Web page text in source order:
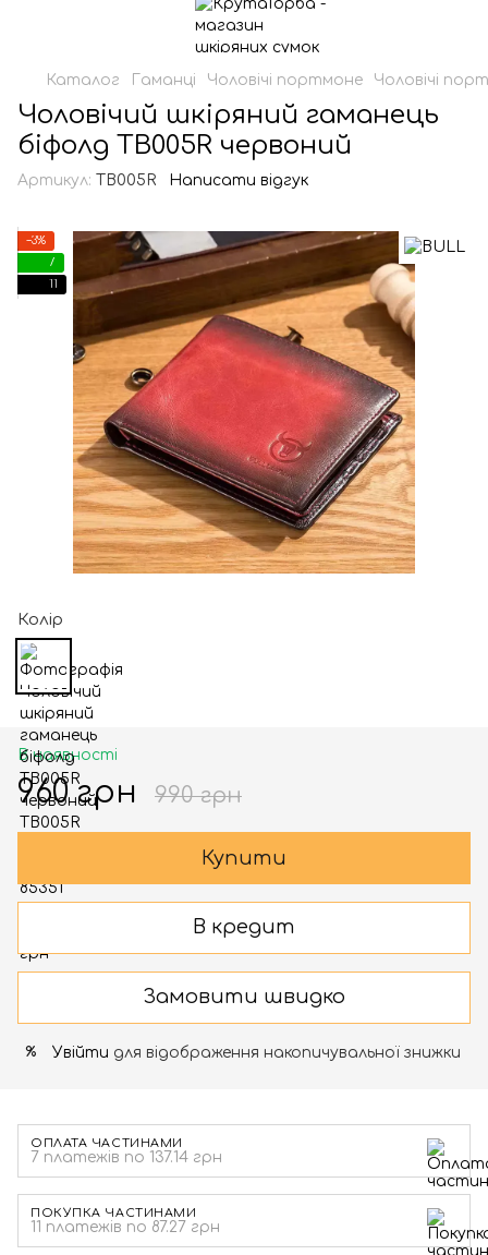
Каталог Гаманці Чоловічі портмоне Чоловічі
Чоловічий шкіряний гаманець
біфолд TB005R червоний
Артикул: TB005R Написати відгук
−3%
7
11
Колір
В наявності
960 грн 990 грн
Купити
В кредит
Замовити швидко
% Увійти для відображення накопичувальної знижки
ОПЛАТА ЧАСТИНАМИ
7 платежів по 137.14 грн
ПОКУПКА ЧАСТИНАМИ
11 платежів по 87.27 грн